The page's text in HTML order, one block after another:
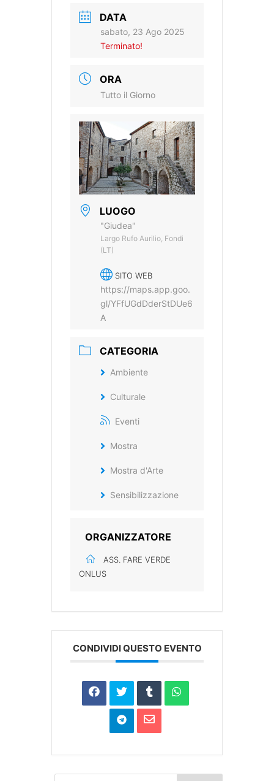
DATA
sabato, 23 Ago 2025
Terminato!
ORA
Tutto il Giorno
LUOGO
"Giudea"
Largo Rufo Aurilio, Fondi
(LT)
SITO WEB
https://maps.app.goo.
gl/YFfUGdDderStDUe6
A
CATEGORIA
Ambiente
Culturale
Eventi
Mostra
Mostra d'Arte
Sensibilizzazione
ORGANIZZATORE
ASS. FARE VERDE
ONLUS
CONDIVIDI QUESTO EVENTO